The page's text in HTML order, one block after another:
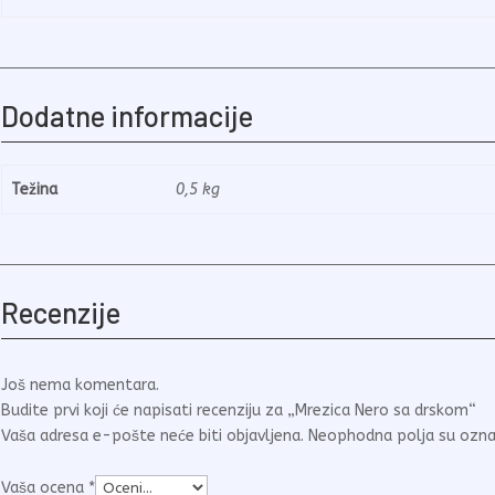
Dodatne informacije
Težina 0,5 kg
Recenzije
Još nema komentara.
Budite prvi koji će napisati recenziju za „Mrezica Nero sa drskom“
Vaša adresa e-pošte neće biti objavljena. Neophodna polja su
Vaša ocena *